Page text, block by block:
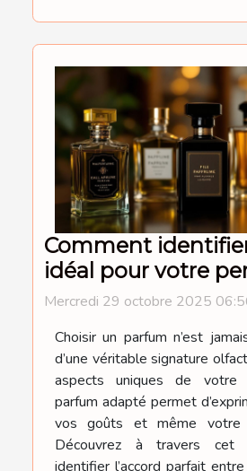
Comment
idéal pour votre
Mercredi 29 octobre 2025
Choisir un parfum n’est
d’une véritable signature
aspects uniques de votre
parfum adapté permet
vos goûts et même votre
Découvrez à travers cet
identifier l’accord parfait